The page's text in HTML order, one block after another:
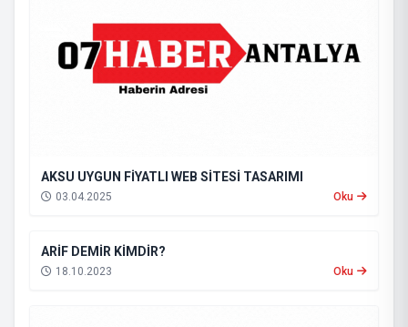
AKSU UYGUN FİYATLI WEB SİTESİ TASARIMI
03.04.2025 Oku
ARİF DEMİR KİMDİR?
18.10.2023 Oku